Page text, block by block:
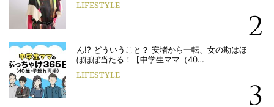
LIFESTYLE
ん!? どういうこと？ 安堵から一転、女の勘はほ
ぼほぼ当たる！【中学生ママ（40…
LIFESTYLE